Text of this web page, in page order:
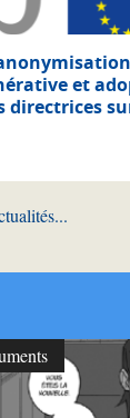
et
directrices